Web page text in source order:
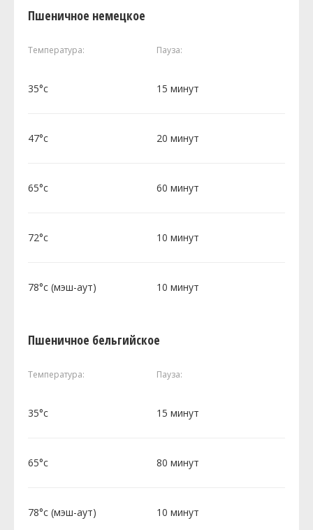
Пшеничное немецкое
Температура: Пауза:
35°c 15 минут
47°c 20 минут
65°c 60 минут
72°c 10 минут
78°c (мэш-аут) 10 минут
Пшеничное бельгийское
Температура: Пауза:
35°c 15 минут
65°c 80 минут
78°c (мэш-аут) 10 минут